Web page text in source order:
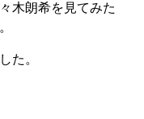
木朗希を見てみた
た。